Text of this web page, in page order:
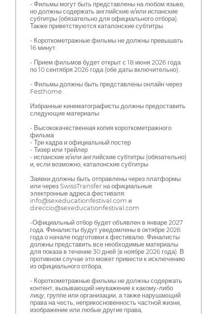
- Фильмы могут быть представлены на любом языке,
но должны содержать английские и/или испанские
субтитры (обязательно для официального отбора).
Также приветствуются каталонские субтитры.
- Короткометражные фильмы не должны превышать
16 минут.
- Прием фильмов будет открыт с 18 июня 2026 года
по 10 сентября 2026 года (обе даты включительно).
- Фильмы должны быть представлены онлайн через
Festhome.
Избранные кинематографисты должны предоставить
следующие материалы:
- Высококачественная копия короткометражного
фильма
- Три кадра и официальный постер
- Тизер или трейлер
- испанские и/или английские субтитры (обязательно)
и, если возможно, каталонские субтитры
Заявки должны быть отправлены через платформы
или через SwissTransfer на официальные
электронные адреса фестиваля:
info@sexeducationfestival.com и
direccio@sexeducationfestival.com
-Официальный отбор будет объявлен в январе 2027
года. Финалисты будут уведомлены в октябре 2026
года о начале подготовки к фестивалю. Финалисты
должны представить все необходимые материалы
для показа в течение 30 дней (в ноябре 2026 года). В
противном случае это может привести к исключению
из официального отбора.
- Короткометражные фильмы не должны содержать
контент, вызывающий неуважение к какому-либо
лицу, группе или организации, а также нарушающий
права на честь, неприкосновенность частной жизни,
изображение или любые другие права,